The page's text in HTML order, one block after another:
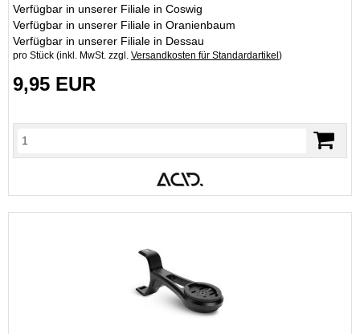
Verfügbar in unserer Filiale in Coswig
Verfügbar in unserer Filiale in Oranienbaum
Verfügbar in unserer Filiale in Dessau
pro Stück (inkl. MwSt. zzgl. Versandkosten für Standardartikel)
9,95 EUR